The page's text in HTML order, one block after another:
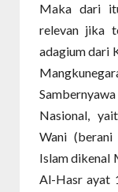
Maka dari
relevan jika
adagium dari
Nasional,
Wani (berani
Islam dikenal
Al-Hasr ayat